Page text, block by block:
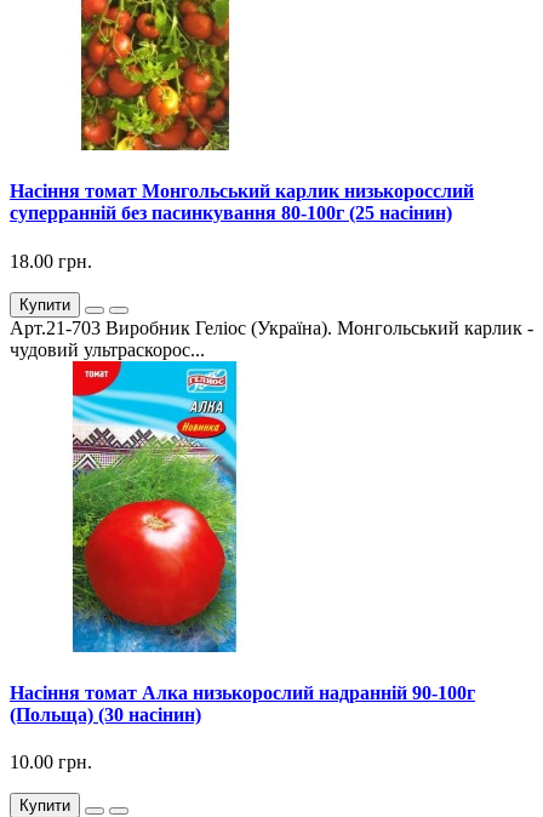
Насіння томат Монгольський карлик низькоросслий
суперранній без пасинкування 80-100г (25 насінин)
18.00 грн.
Купити
Арт.21-703 Виробник Геліос (Україна). Монгольський карлик -
чудовий ультраскорос...
Насіння томат Алка низькорослий надранній 90-100г
(Польща) (30 насінин)
10.00 грн.
Купити